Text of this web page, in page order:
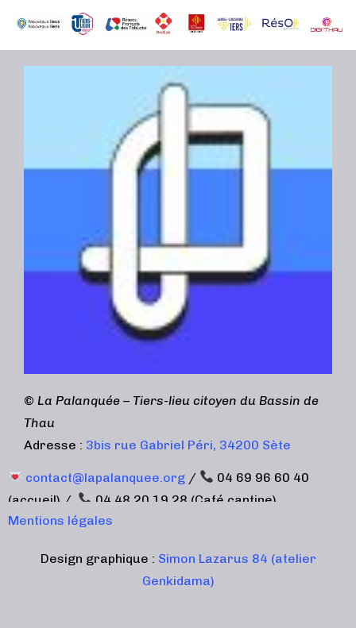
© La Palanquée – Tiers-lieu citoyen du Bassin de
Thau
Adresse : 3bis rue Gabriel Péri, 34200 Sète
contact@lapalanquee.org /
04 69 96 60 40
(accueil) /
04 48 20 19 28 (Café cantine)
Mentions légales
Design graphique : Simon Lazarus 84 (atelier
Genkidama)